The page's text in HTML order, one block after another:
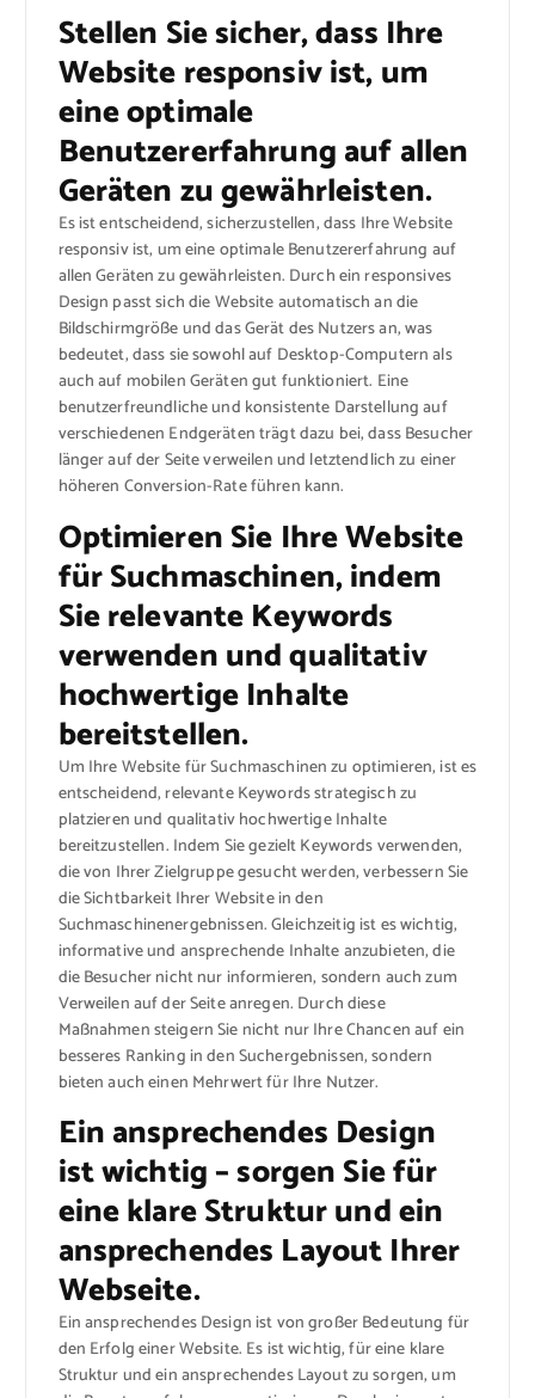
Stellen Sie sicher, dass Ihre
Website responsiv ist, um
eine optimale
Benutzererfahrung auf allen
Geräten zu gewährleisten.
Es ist entscheidend, sicherzustellen, dass Ihre Website
responsiv ist, um eine optimale Benutzererfahrung auf
allen Geräten zu gewährleisten. Durch ein responsives
Design passt sich die Website automatisch an die
Bildschirmgröße und das Gerät des Nutzers an, was
bedeutet, dass sie sowohl auf Desktop-Computern als
auch auf mobilen Geräten gut funktioniert. Eine
benutzerfreundliche und konsistente Darstellung auf
verschiedenen Endgeräten trägt dazu bei, dass Besucher
länger auf der Seite verweilen und letztendlich zu einer
höheren Conversion-Rate führen kann.
Optimieren Sie Ihre Website
für Suchmaschinen, indem
Sie relevante Keywords
verwenden und qualitativ
hochwertige Inhalte
bereitstellen.
Um Ihre Website für Suchmaschinen zu optimieren, ist es
entscheidend, relevante Keywords strategisch zu
platzieren und qualitativ hochwertige Inhalte
bereitzustellen. Indem Sie gezielt Keywords verwenden,
die von Ihrer Zielgruppe gesucht werden, verbessern Sie
die Sichtbarkeit Ihrer Website in den
Suchmaschinenergebnissen. Gleichzeitig ist es wichtig,
informative und ansprechende Inhalte anzubieten, die
die Besucher nicht nur informieren, sondern auch zum
Verweilen auf der Seite anregen. Durch diese
Maßnahmen steigern Sie nicht nur Ihre Chancen auf ein
besseres Ranking in den Suchergebnissen, sondern
bieten auch einen Mehrwert für Ihre Nutzer.
Ein ansprechendes Design
ist wichtig – sorgen Sie für
eine klare Struktur und ein
ansprechendes Layout Ihrer
Webseite.
Ein ansprechendes Design ist von großer Bedeutung für
den Erfolg einer Website. Es ist wichtig, für eine klare
Struktur und ein ansprechendes Layout zu sorgen, um